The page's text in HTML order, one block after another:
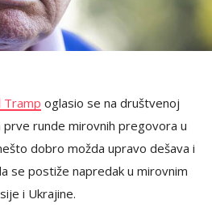
Tramp oglasio se na društvenoj
prve runde mirovnih pregovora u
dobro možda upravo dešava i
se postiže napredak u mirovnim
i Ukrajine.